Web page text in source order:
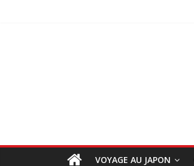
VOYAGE AU JAPON